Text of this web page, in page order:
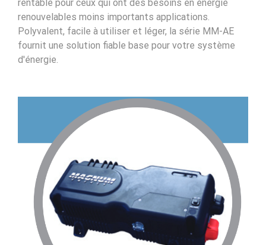
rentable pour ceux qui ont des besoins en énergie
renouvelables moins importants applications.
Polyvalent, facile à utiliser et léger, la série MM-AE
fournit une solution fiable base pour votre système
d'énergie.